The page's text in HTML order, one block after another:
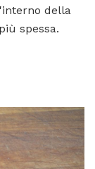
della
spessa.